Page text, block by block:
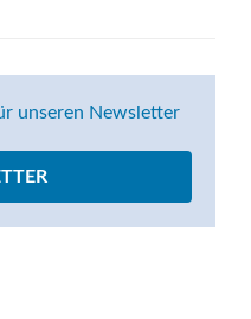
unseren Newsletter